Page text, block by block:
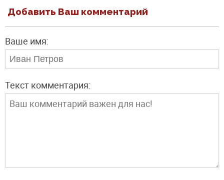
Добавить Ваш комментарий
Ваше имя:
Текст комментария: